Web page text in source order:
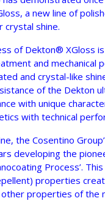
a new line of
crystal shine.
of Dekton® XGloss
and mechanical
and crystal-like
of the Dekton
with unique
with technical
the Cosentino
developing the
Process’.
properties
properties of the